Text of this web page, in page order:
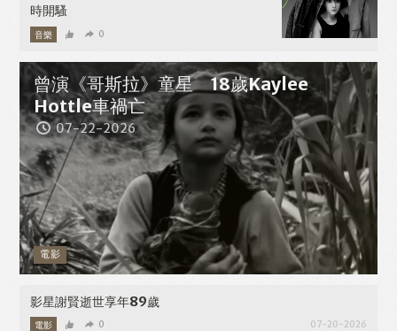
時開騷
音樂 07-25-2026
0
曾演《哥斯拉》童星 18歲Kaylee
Hottle車禍亡
電影
07-22-2026
影星謝賢逝世享年89歲
電影 07-20-2026
0